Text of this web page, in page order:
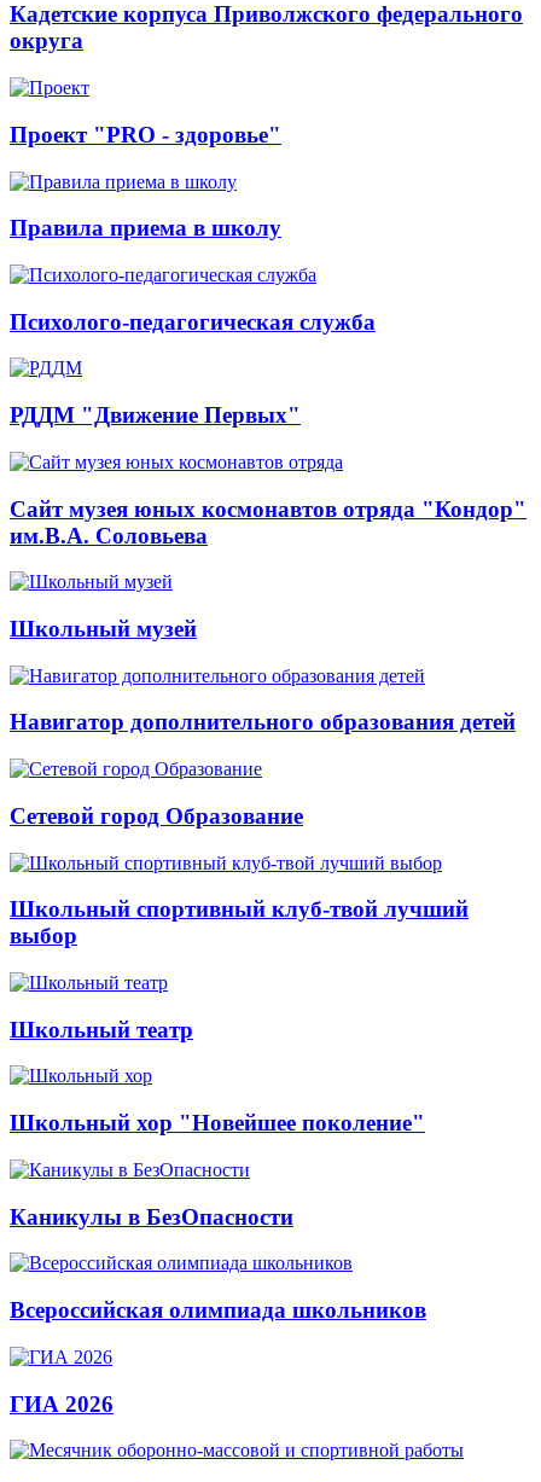
Кадетские корпуса Приволжского федерального
округа
Проект "PRO - здоровье"
Правила приема в школу
Психолого-педагогическая служба
РДДМ "Движение Первых"
Сайт музея юных космонавтов отряда "Кондор"
им.В.А. Соловьева
Школьный музей
Навигатор дополнительного образования детей
Сетевой город Образование
Школьный спортивный клуб-твой лучший
выбор
Школьный театр
Школьный хор "Новейшее поколение"
Каникулы в БезОпасности
Всероссийская олимпиада школьников
ГИА 2026